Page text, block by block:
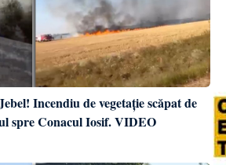
Incendiu de vegetație scăpat de
spre Conacul Iosif. VIDEO